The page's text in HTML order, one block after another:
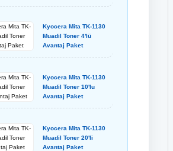
Kyocera Mita TK-1130
Muadil Toner 4'lü
Avantaj Paket
Kyocera Mita TK-1130
Muadil Toner 10'lu
Avantaj Paket
Kyocera Mita TK-1130
Muadil Toner 20'li
Avantaj Paket